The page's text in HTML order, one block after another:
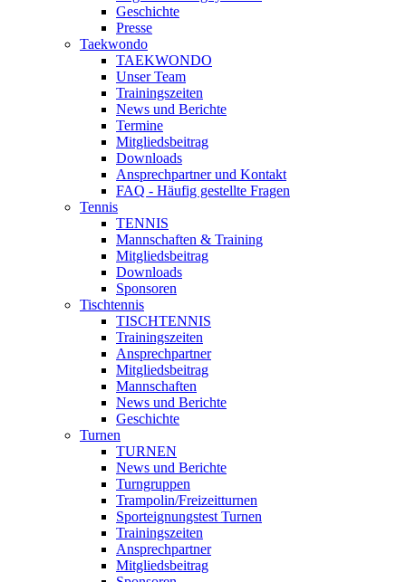
Geschichte
Presse
Taekwondo
TAEKWONDO
Unser Team
Trainingszeiten
News und Berichte
Termine
Mitgliedsbeitrag
Downloads
Ansprechpartner und Kontakt
FAQ - Häufig gestellte Fragen
Tennis
TENNIS
Mannschaften & Training
Mitgliedsbeitrag
Downloads
Sponsoren
Tischtennis
TISCHTENNIS
Trainingszeiten
Ansprechpartner
Mitgliedsbeitrag
Mannschaften
News und Berichte
Geschichte
Turnen
TURNEN
News und Berichte
Turngruppen
Trampolin/Freizeitturnen
Sporteignungstest Turnen
Trainingszeiten
Ansprechpartner
Mitgliedsbeitrag